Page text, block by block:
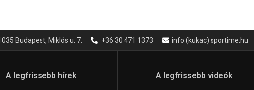
Budapest, Miklós u. 7. +36 30 471 1373 info (kukac) sportime.hu
A legfrissebb hírek A legfrissebb videók